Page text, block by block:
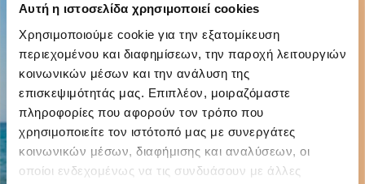
Αυτή η ιστοσελίδα χρησιμοποιεί cookies
Χρησιμοποιούμε cookie για την εξατομίκευση
περιεχομένου και διαφημίσεων, την παροχή λειτουργιών
κοινωνικών μέσων και την ανάλυση της
επισκεψιμότητάς μας. Επιπλέον, μοιραζόμαστε
πληροφορίες που αφορούν τον τρόπο που
χρησιμοποιείτε τον ιστότοπό μας με συνεργάτες
κοινωνικών μέσων, διαφήμισης και αναλύσεων, οι
οποίοι ενδεχομένως να τις συνδυάσουν με άλλες